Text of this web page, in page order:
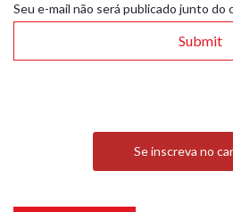
Seu e-mail não será publicado junto do
Se inscreva no